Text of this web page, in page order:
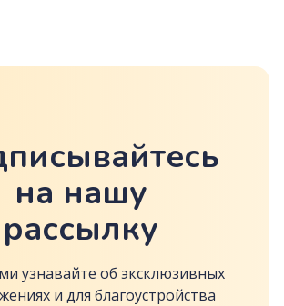
на нашу
рассылку
узнавайте об эксклюзивных
и для благоустройства